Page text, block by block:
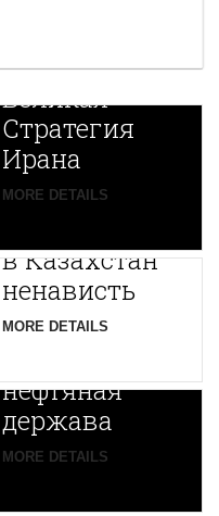
Новая
Великая
Стратегия
Ирана
MORE DETAILS
Путин
в Казахстан
ненависть
MORE DETAILS
Центральной
Азии
зарождается
нефтяная
держава
MORE DETAILS